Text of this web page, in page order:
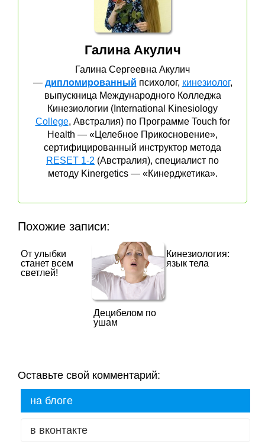
Галина Акулич
Галина Сергеевна Акулич
— дипломированный психолог, кинезиолог,
выпускница Международного Колледжа
Кинезиологии (International Kinesiology
College, Австралия) по Программе Touch for
Health — «Целебное Прикосновение»,
сертифицированный инструктор метода
RESET 1-2 (Австралия), специалист по
методу Kinergetics — «Кинерджетика».
Похожие записи:
От улыбки
станет всем
светлей!
Децибелом по
ушам
Кинезиология:
язык тела
Оставьте свой комментарий:
на блоге
в вконтакте